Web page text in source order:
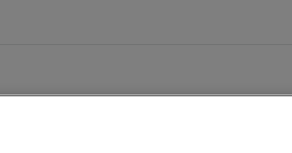
Kan ik ook bij aankomst in